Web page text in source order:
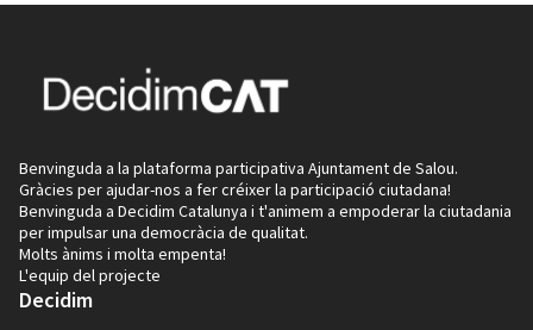
Benvinguda a la plataforma participativa Ajuntament de Salou.
Gràcies per ajudar-nos a fer créixer la participació ciutadana!
Benvinguda a Decidim Catalunya i t'animem a empoderar la ciutadania
per impulsar una democràcia de qualitat.
Molts ànims i molta empenta!
L'equip del projecte
Decidim